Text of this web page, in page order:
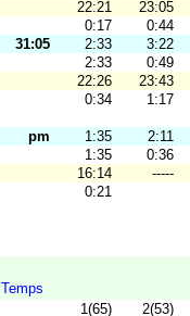
22:21
23:05
0:17
0:44
31:05 2:33
3:22
2:33
0:49
22:26
23:43
0:34
1:17
pm 1:35
2:11
1:35
0:36
16:14
-----
0:21
Temps
1(65)
2(53)